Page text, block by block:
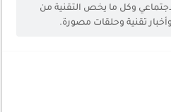
وكل ما يخص التقنية من
تقنية وحلقات مصورة.